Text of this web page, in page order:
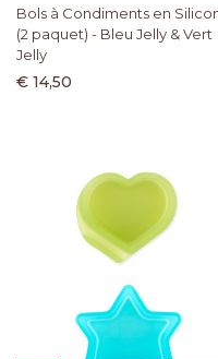
Bols à Condiments en
(2 paquet) - Bleu Jelly & Vert
Jelly
€ 14,50